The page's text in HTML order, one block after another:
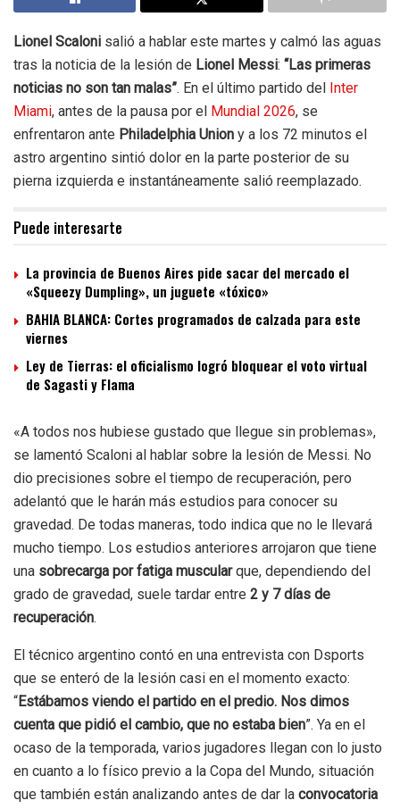
Lionel Scaloni salió a hablar este martes y calmó las aguas
tras la noticia de la lesión de Lionel Messi: “Las primeras
noticias no son tan malas”. En el último partido del Inter
Miami, antes de la pausa por el Mundial 2026, se
enfrentaron ante Philadelphia Union y a los 72 minutos el
astro argentino sintió dolor en la parte posterior de su
pierna izquierda e instantáneamente salió reemplazado.
Puede interesarte
La provincia de Buenos Aires pide sacar del mercado el
«Squeezy Dumpling», un juguete «tóxico»
BAHIA BLANCA: Cortes programados de calzada para este
viernes
Ley de Tierras: el oficialismo logró bloquear el voto virtual
de Sagasti y Flama
«A todos nos hubiese gustado que llegue sin problemas»,
se lamentó Scaloni al hablar sobre la lesión de Messi. No
dio precisiones sobre el tiempo de recuperación, pero
adelantó que le harán más estudios para conocer su
gravedad. De todas maneras, todo indica que no le llevará
mucho tiempo. Los estudios anteriores arrojaron que tiene
una sobrecarga por fatiga muscularque, dependiendo del
grado de gravedad, suele tardar entre 2 y 7 días de
recuperación.
El técnico argentino contó en una entrevista con Dsports
que se enteró de la lesión casi en el momento exacto:
“Estábamos viendo el partido en el predio. Nos dimos
cuenta que pidió el cambio, que no estaba bien”. Ya en el
ocaso de la temporada, varios jugadores llegan con lo justo
en cuanto a lo físico previo a la Copa del Mundo, situación
que también están analizando antes de dar la convocatoria